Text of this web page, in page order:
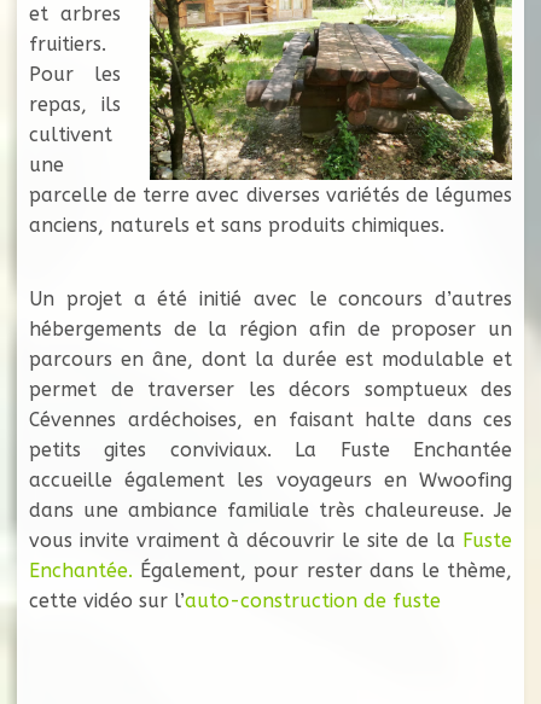
et arbres
fruitiers.
Pour les
repas, ils
cultivent
une
parcelle de terre avec diverses variétés de légumes
anciens, naturels et sans produits chimiques.
Un projet a été initié avec le concours d’autres
hébergements de la région afin de proposer un
parcours en âne, dont la durée est modulable et
permet de traverser les décors somptueux des
Cévennes ardéchoises, en faisant halte dans ces
petits gites conviviaux. La Fuste Enchantée
accueille également les voyageurs en Wwoofing
dans une ambiance familiale très chaleureuse. Je
vous invite vraiment à découvrir le site de la Fuste
Enchantée. Également, pour rester dans le thème,
cette vidéo sur l’auto-construction de fuste